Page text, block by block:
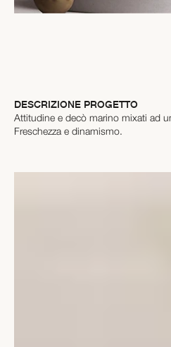
DESCRIZIONE PROGETTO
Attitudine e decò marino mixati ad
Freschezza e dinamismo.